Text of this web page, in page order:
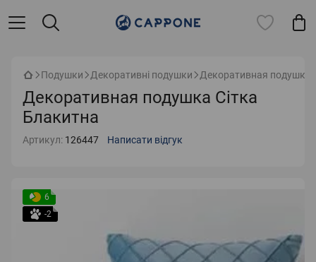
Подушки Декоративні подушки Декоративная подушка
Декоративная подушка Сітка
Блакитна
Артикул: 126447 Написати відгук
6
-2